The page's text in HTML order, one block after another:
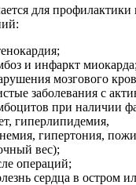
для профилактики
и инфаркт миокарда;
мозгового
заболевания с
при наличии
гиперлипидемия,
гипертония,
вес);
операций;
сердца в остром